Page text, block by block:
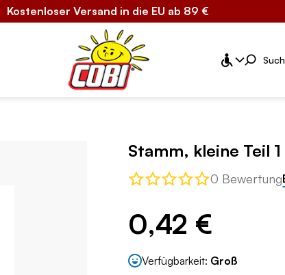
Kostenloser Versand in die EU ab 89 €
Stamm, kleine Teil 1
0 Bewertung
0,42 €
Verfügbarkeit: Groß